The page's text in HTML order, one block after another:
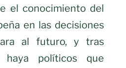
el conocimiento del
en las decisiones
al futuro, y tras
haya políticos que